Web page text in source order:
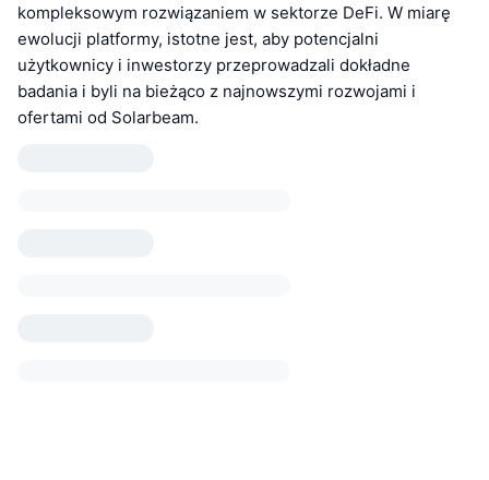
kompleksowym rozwiązaniem w sektorze DeFi. W miarę
ewolucji platformy, istotne jest, aby potencjalni
użytkownicy i inwestorzy przeprowadzali dokładne
badania i byli na bieżąco z najnowszymi rozwojami i
ofertami od Solarbeam.